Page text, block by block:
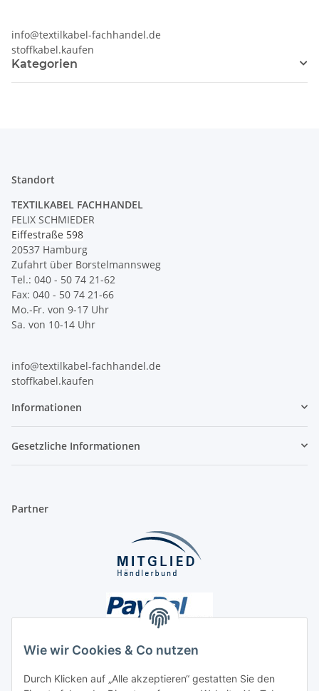
Wie wir Cookies & Co nutzen
Durch Klicken auf „Alle akzeptieren“ gestatten Sie den
info@textilkabel-fachhandel.de
stoffkabel.kaufen
Kategorien
Standort
TEXTILKABEL FACHHANDEL
FELIX SCHMIEDER
Eiffestraße 598
20537 Hamburg
Zufahrt über Borstelmannsweg
Tel.: 040 - 50 74 21-62
Fax: 040 - 50 74 21-66
Mo.-Fr. von 9-17 Uhr
Sa. von 10-14 Uhr
info@textilkabel-fachhandel.de
stoffkabel.kaufen
Informationen
Gesetzliche Informationen
Partner